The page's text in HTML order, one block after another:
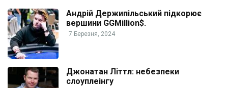
Андрій Держипільський підкорює
вершини GGMillion$.
7 Березня, 2024
Джонатан Літтл: небезпеки
слоуплеінгу